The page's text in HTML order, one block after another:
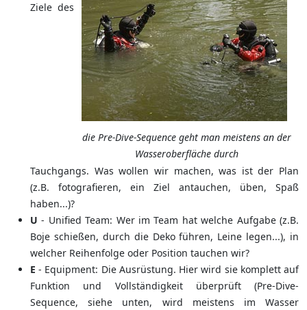
die Pre-Dive-Sequence geht man meistens an der
Wasseroberfläche durch
Ziele des
Tauchgangs. Was wollen wir machen, was ist der Plan
(z.B. fotografieren, ein Ziel antauchen, üben, Spaß
haben...)?
U - Unified Team: Wer im Team hat welche Aufgabe (z.B.
Boje schießen, durch die Deko führen, Leine legen...), in
welcher Reihenfolge oder Position tauchen wir?
E - Equipment: Die Ausrüstung. Hier wird sie komplett auf
Funktion und Vollständigkeit überprüft (Pre-Dive-
Sequence, siehe unten, wird meistens im Wasser